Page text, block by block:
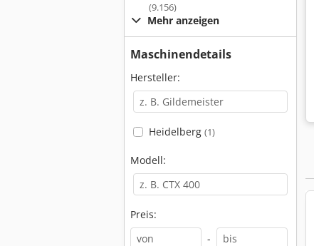
(9.156)
Mehr anzeigen
Maschinendetails
Hersteller:
Heidelberg (1)
Modell:
Preis:
-